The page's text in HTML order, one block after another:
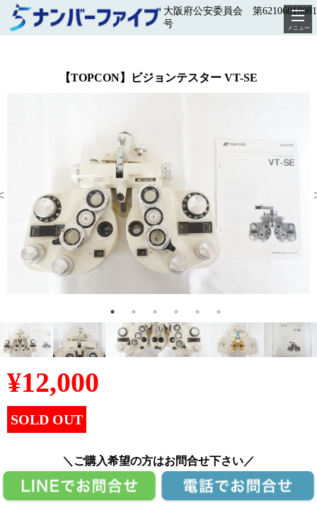
大阪府公安委員会 第
号
メニュー
【TOPCON】ビジョンテスター VT-SE
¥12,000
SOLD OUT
＼ご購入希望の方はお問合せ下さい／